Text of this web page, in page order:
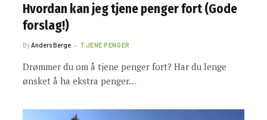
Hvordan kan jeg tjene penger fort (Gode
forslag!)
ByAnders Berge TJENE PENGER
Drømmer du om å tjene penger fort? Har du lenge
ønsket å ha ekstra penger…